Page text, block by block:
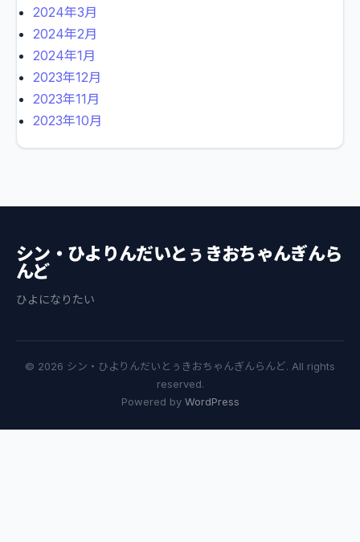
2024年3月
2024年2月
2024年1月
2023年12月
2023年11月
2023年10月
シン・ひよりんだいとぅきおちゃんぎんら
んど
ひよになりたい
© 2026 シン・ひよりんだいとぅきおちゃんぎんらんど. All rights
reserved.
Powered by WordPress